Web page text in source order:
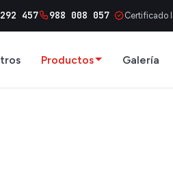
457 988 008 057 Certificado
Productos Galería